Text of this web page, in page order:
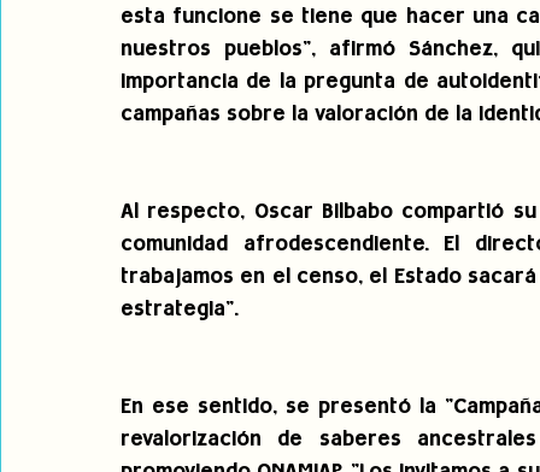
esta funcione se tiene que hacer una
nuestros pueblos", afirmó Sánchez,
importancia de la pregunta de
campañas sobre la valoración de la
Al respecto, Oscar Bilbabo compartió
comunidad afrodescendiente. El
trabajamos en el censo, el Estado
estrategia".
En ese sentido, se presentó la
revalorización de saberes